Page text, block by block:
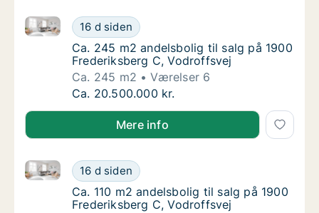
Ca. 245 m2 andelsbolig til salg på 1900
16 d siden
Ca. 245 m2 andelsbolig til salg på 1900
Ca. 245 m2 andelsbolig til salg på 1900
Ca. 245 m2 andelsbolig til salg på 1900
Frederiksberg C, Vodroffsvej
Ca. 245 m2
Værelser 6
Ca. 245 m2 andelsbolig til salg på 1900
Ca. 20.500.000 kr.
Mere info
Ca. 110 m2 andelsbolig til salg på 1900
16 d siden
Ca. 110 m2 andelsbolig til salg på 1900
Ca. 110 m2 andelsbolig til salg på 1900
Ca. 110 m2 andelsbolig til salg på 1900
Frederiksberg C, Vodroffsvej